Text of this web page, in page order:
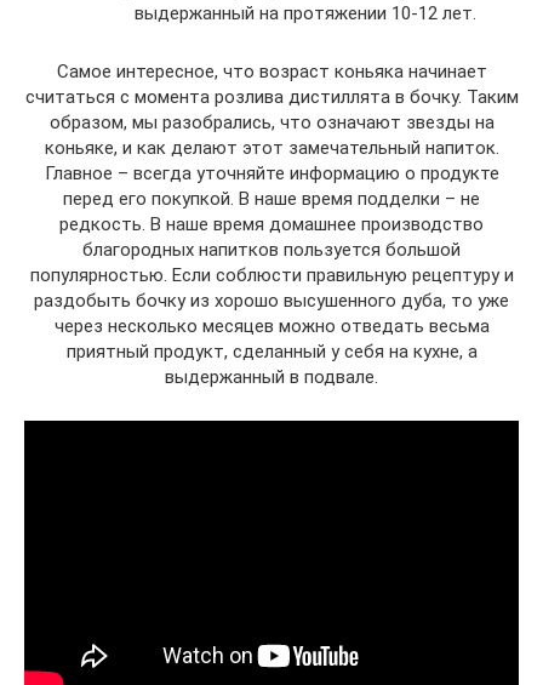
выдержанный на протяжении 10-12 лет.
Самое интересное, что возраст коньяка начинает
считаться с момента розлива дистиллята в бочку. Таким
образом, мы разобрались, что означают звезды на
коньяке, и как делают этот замечательный напиток.
Главное – всегда уточняйте информацию о продукте
перед его покупкой. В наше время подделки – не
редкость. В наше время домашнее производство
благородных напитков пользуется большой
популярностью. Если соблюсти правильную рецептуру и
раздобыть бочку из хорошо высушенного дуба, то уже
через несколько месяцев можно отведать весьма
приятный продукт, сделанный у себя на кухне, а
выдержанный в подвале.